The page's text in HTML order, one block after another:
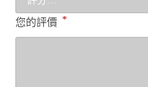
您的評價 *